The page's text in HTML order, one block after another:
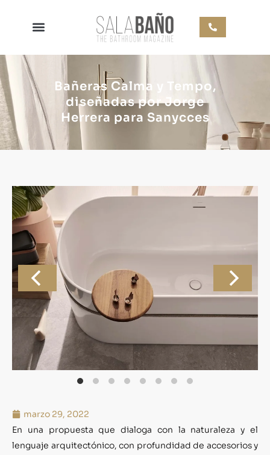
Bañeras Calma y Tempo,
diseñadas por Jorge
Herrera para Sanycces
marzo 29, 2022
En una propuesta que dialoga con la naturaleza y el
lenguaje arquitectónico, con profundidad de accesorios y